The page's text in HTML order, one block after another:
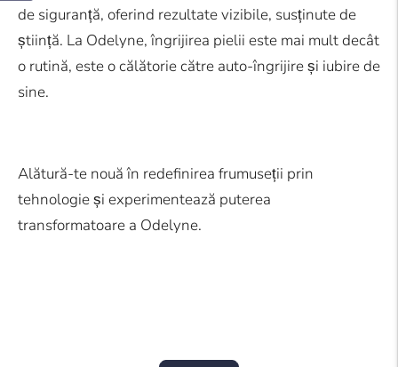
de siguranță, oferind rezultate vizibile, susținute de
știință. La Odelyne, îngrijirea pielii este mai mult decât
o rutină, este o călătorie către auto-îngrijire și iubire de
sine.
Alătură-te nouă în redefinirea frumuseții prin
tehnologie și experimentează puterea
transformatoare a Odelyne.